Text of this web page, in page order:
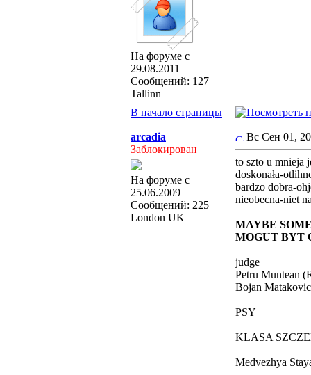
На форуме с
29.08.2011
Сообщений: 127
Tallinn
В начало страницы
arcadia
Заблокирован
На форуме с
25.06.2009
Сообщений: 225
London UK
Вс Сен 01,
to szto u mnieja
doskonała-
bardzo dobra-
nieobecna-niet
MAYBE
MOGUT BYT
judge
Petru Muntean
Bojan
PSY
KLASA
Medvezhya